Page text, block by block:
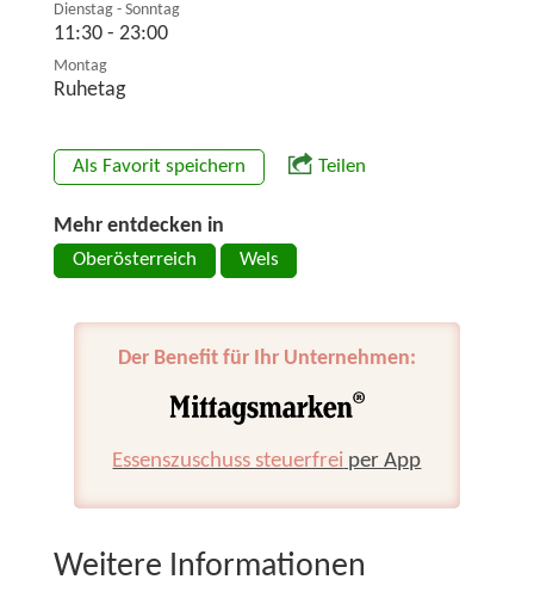
Dienstag - Sonntag
11:30 - 23:00
Montag
Ruhetag
Als Favorit speichern Teilen
Mehr entdecken in
Oberösterreich Wels
Der Benefit für Ihr Unternehmen:
Essenszuschuss steuerfrei per App
Weitere Informationen